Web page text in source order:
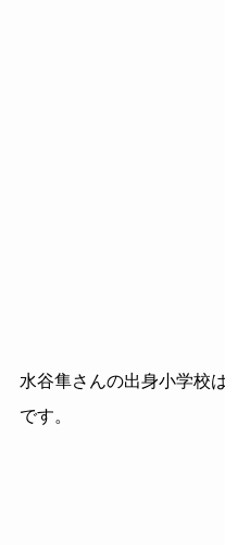
水谷隼さんの出身小学校
です。